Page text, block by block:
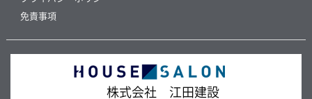
免責事項
株式会社 江田建設